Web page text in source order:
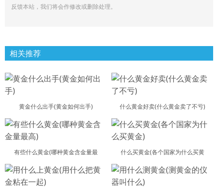
反馈本站，我们将会作修改或删除处理。
相关推荐
黄金什么出手(黄金如何出手) 什么黄金好卖(什么黄金卖了不亏)
有些什么黄金(哪种黄金含金量最 什么买黄金(各个国家为什么买黄